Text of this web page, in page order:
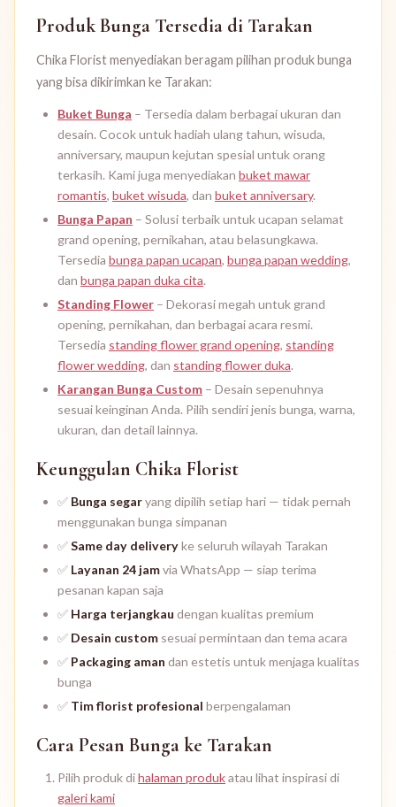
Produk Bunga Tersedia di Tarakan
Chika Florist menyediakan beragam pilihan produk bunga
yang bisa dikirimkan ke Tarakan:
Buket Bunga – Tersedia dalam berbagai ukuran dan
desain. Cocok untuk hadiah ulang tahun, wisuda,
anniversary, maupun kejutan spesial untuk orang
terkasih. Kami juga menyediakan buket mawar
romantis, buket wisuda, dan buket anniversary.
Bunga Papan – Solusi terbaik untuk ucapan selamat
grand opening, pernikahan, atau belasungkawa.
Tersedia bunga papan ucapan, bunga papan wedding,
dan bunga papan duka cita.
Standing Flower – Dekorasi megah untuk grand
opening, pernikahan, dan berbagai acara resmi.
Tersedia standing flower grand opening, standing
flower wedding, dan standing flower duka.
Karangan Bunga Custom – Desain sepenuhnya
sesuai keinginan Anda. Pilih sendiri jenis bunga, warna,
ukuran, dan detail lainnya.
Keunggulan Chika Florist
✅ Bunga segaryang dipilih setiap hari — tidak pernah
menggunakan bunga simpanan
✅Same day deliveryke seluruh wilayah Tarakan
✅ Layanan 24 jamvia WhatsApp — siap terima
pesanan kapan saja
✅ Harga terjangkau dengan kualitas premium
✅ Desain custom sesuai permintaan dan tema acara
✅ Packaging aman dan estetis untuk menjaga kualitas
bunga
✅ Tim florist profesional berpengalaman
Cara Pesan Bunga ke Tarakan
Pilih produk dihalaman produkatau lihat inspirasi di
galeri kami